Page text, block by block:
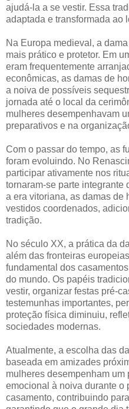
ajudá-la a se vestir. Essa
adaptada e transformada ao
Na Europa medieval, a
mais prático e protetor. Em
eram frequentemente
econômicas, as damas de
a noiva de possíveis
jornada até o local da
mulheres desempenhavam
preparativos e na
Com o passar do tempo, as
foram evoluindo. No
participar ativamente nos
tornaram-se parte integrante
a era vitoriana, as damas de
vestidos coordenados,
tradição.
No século XX, a prática da
além das fronteiras
fundamental dos
do mundo. Os papéis
vestir, organizar festas pré-
testemunhas importantes,
proteção física diminuiu,
sociedades modernas.
Atualmente, a escolha das
baseada em amizades
mulheres desempenham
emocional à noiva durante o
casamento, contribuindo